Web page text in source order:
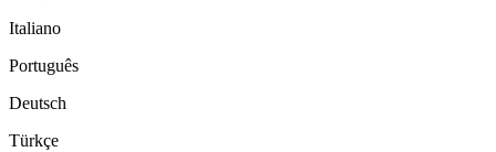
Italiano
Português
Deutsch
Türkçe